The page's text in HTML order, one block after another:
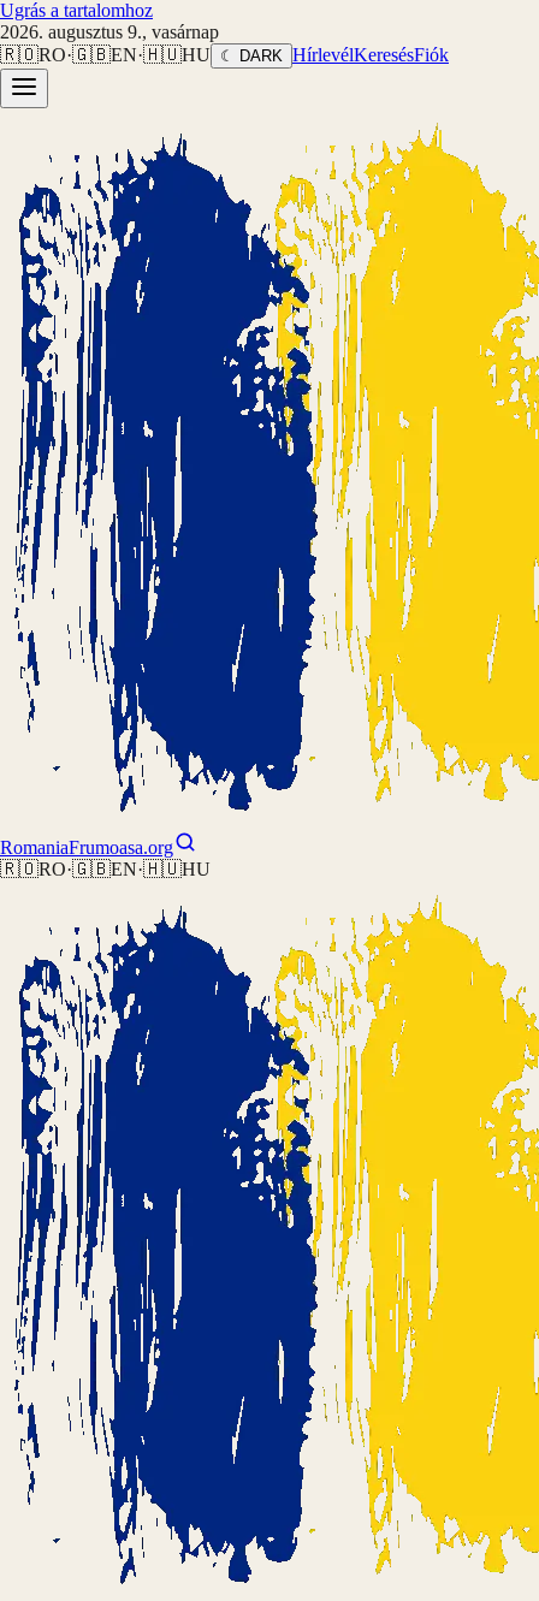
Ugrás a tartalomhoz
2026. augusztus 9., vasárnap
🇷🇴RO·🇬🇧EN·🇭🇺HU ☾ DARK HírlevélKeresésFiók
RomaniaFrumoasa.org
🇷🇴RO·🇬🇧EN·🇭🇺HU